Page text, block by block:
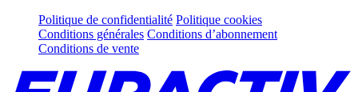
Politique de confidentialité Politique cookies
Conditions générales Conditions d’abonnement
Conditions de vente